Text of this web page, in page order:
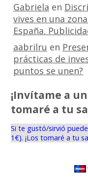
Gabriela en
vives en una
España.
aabrilru en
prácticas de
puntos se unen?
¡Invítame a
tomaré a tu
Si te gustó/sirvió
1€). ¡Los tomaré a tu